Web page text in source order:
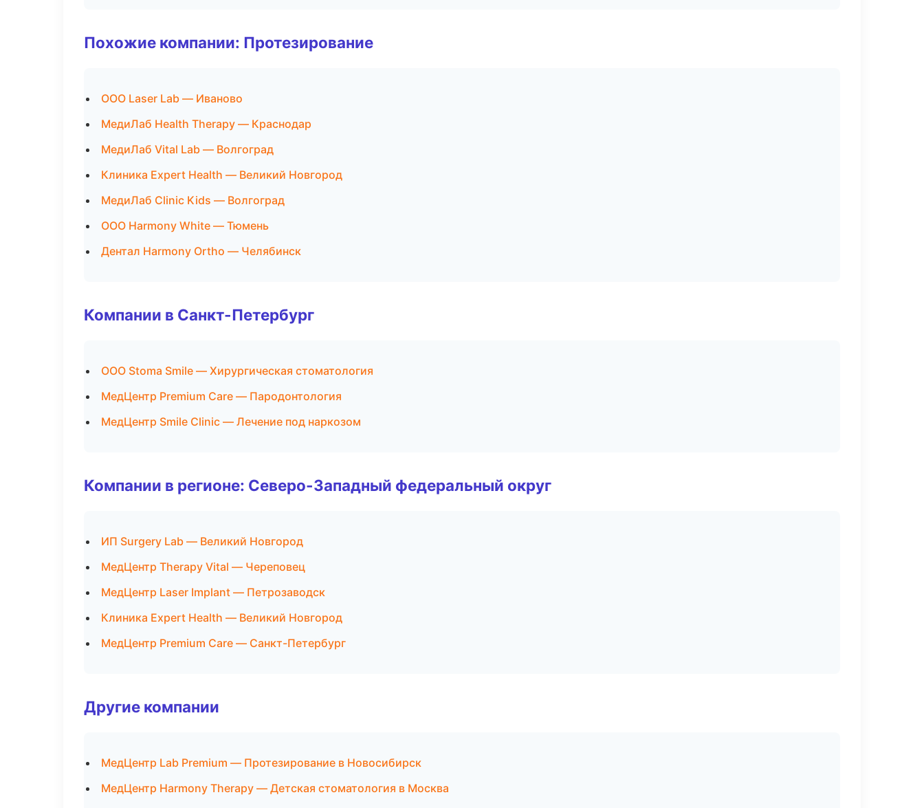
Похожие компании: Протезирование
ООО Laser Lab — Иваново
МедиЛаб Health Therapy — Краснодар
МедиЛаб Vital Lab — Волгоград
Клиника Expert Health — Великий Новгород
МедиЛаб Clinic Kids — Волгоград
ООО Harmony White — Тюмень
Дентал Harmony Ortho — Челябинск
Компании в Санкт-Петербург
ООО Stoma Smile — Хирургическая стоматология
МедЦентр Premium Care — Пародонтология
МедЦентр Smile Clinic — Лечение под наркозом
Компании в регионе: Северо-Западный федеральный округ
ИП Surgery Lab — Великий Новгород
МедЦентр Therapy Vital — Череповец
МедЦентр Laser Implant — Петрозаводск
Клиника Expert Health — Великий Новгород
МедЦентр Premium Care — Санкт-Петербург
Другие компании
МедЦентр Lab Premium — Протезирование в Новосибирск
МедЦентр Harmony Therapy — Детская стоматология в Москва